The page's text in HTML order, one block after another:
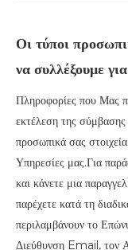
Οι τύποι
να συλλέξουμε
Πληροφορίες που Μας
εκτέλεση της
προσωπικά σας
Υπηρεσίες μας.Για
και κάνετε μια
παρέχετε κατά τη
περιλαμβάνουν το
Διεύθυνση Email, τον